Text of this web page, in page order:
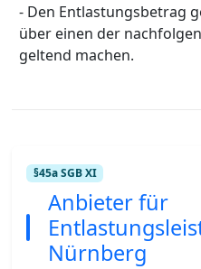
- Den Entlastungsbetrag
über einen der
geltend machen.
§45a SGB XI
Anbieter für
Nürnberg